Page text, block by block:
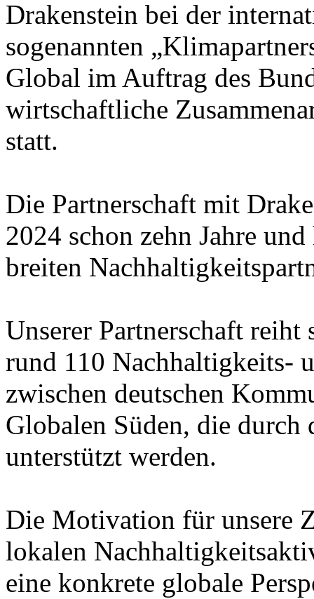
Drakenstein bei der
sogenannten
Global im Auftrag des
wirtschaftliche
statt.
Die Partnerschaft mit
2024 schon zehn Jahre
breiten
Unserer Partnerschaft
rund 110 Nachhaltigkeits-
zwischen deutschen
Globalen Süden, die durch
unterstützt werden.
Die Motivation für unsere
lokalen
eine konkrete globale